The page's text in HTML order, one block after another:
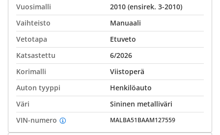
Vuosimalli
2010 (ensirek. 3-2010)
Vaihteisto
Manuaali
Vetotapa
Etuveto
Katsastettu
6/2026
Korimalli
Viistoperä
Auton tyyppi
Henkilöauto
Väri
Sininen metalliväri
VIN-numero
MALBA51BAAM127559